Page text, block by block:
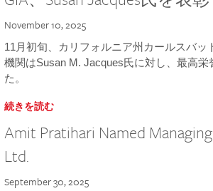
November 10, 2025
11月初旬、カリフォルニア州カールスバ
機関はSusan M. Jacques氏に対し、最高
た。
続きを読む
Amit Pratihari Named
Ltd.
September 30, 2025